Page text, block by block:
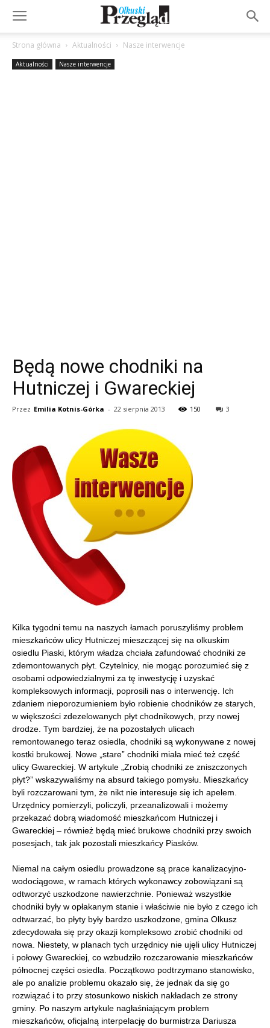
Strona główna Aktualności Nasze interwencje
Aktualności Nasze interwencje
Będą nowe chodniki na
Hutniczej i Gwareckiej
Przez Emilia Kotnis-Górka - 22 sierpnia 2013 150 3
Kilka tygodni temu na naszych łamach poruszyliśmy problem
mieszkańców ulicy Hutniczej mieszczącej się na olkuskim
osiedlu Piaski, którym władza chciała zafundować chodniki ze
zdemontowanych płyt. Czytelnicy, nie mogąc porozumieć się z
osobami odpowiedzialnymi za tę inwestycję i uzyskać
kompleksowych informacji, poprosili nas o interwencję. Ich
zdaniem nieporozumieniem było robienie chodników ze starych,
w większości zdezelowanych płyt chodnikowych, przy nowej
drodze. Tym bardziej, że na pozostałych ulicach
remontowanego teraz osiedla, chodniki są wykonywane z nowej
kostki brukowej. Nowe „stare” chodniki miała mieć też część
ulicy Gwareckiej. W artykule „Zrobią chodniki ze zniszczonych
płyt?” wskazywaliśmy na absurd takiego pomysłu. Mieszkańcy
byli rozczarowani tym, że nikt nie interesuje się ich apelem.
Urzędnicy pomierzyli, policzyli, przeanalizowali i możemy
przekazać dobrą wiadomość mieszkańcom Hutniczej i
Gwareckiej – również będą mieć brukowe chodniki przy swoich
posesjach, tak jak pozostali mieszkańcy Piasków.
Niemal na całym osiedlu prowadzone są prace kanalizacyjno-
wodociągowe, w ramach których wykonawcy zobowiązani są
odtworzyć uszkodzone nawierzchnie. Ponieważ wszystkie
chodniki były w opłakanym stanie i właściwie nie było z czego ich
odtwarzać, bo płyty były bardzo uszkodzone, gmina Olkusz
zdecydowała się przy okazji kompleksowo zrobić chodniki od
nowa. Niestety, w planach tych urzędnicy nie ujęli ulicy Hutniczej
i połowy Gwareckiej, co wzbudziło rozczarowanie mieszkańców
północnej części osiedla. Początkowo podtrzymano stanowisko,
ale po analizie problemu okazało się, że jednak da się go
rozwiązać i to przy stosunkowo niskich nakładach ze strony
gminy. Po naszym artykule nagłaśniającym problem
mieszkańców, oficjalną interpelację do burmistrza Dariusza